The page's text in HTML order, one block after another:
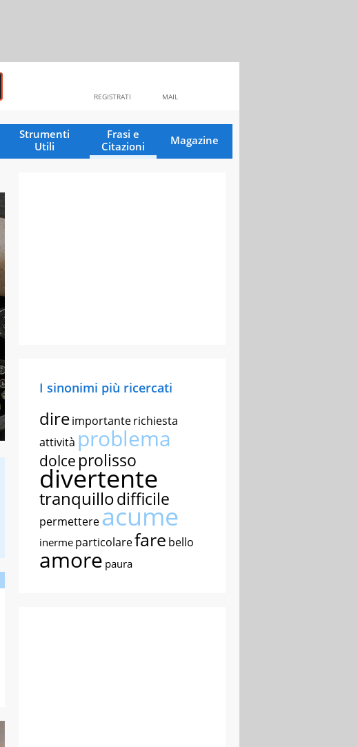
MAIL
REGISTRATI
Strumenti
Utili
Frasi e
Citazioni
Magazine
I sinonimi più ricercati
direimportanterichiesta
attività problema
dolce prolisso
divertente
tranquillodifficile
permettereacume
inerme particolarefare bello
amore paura